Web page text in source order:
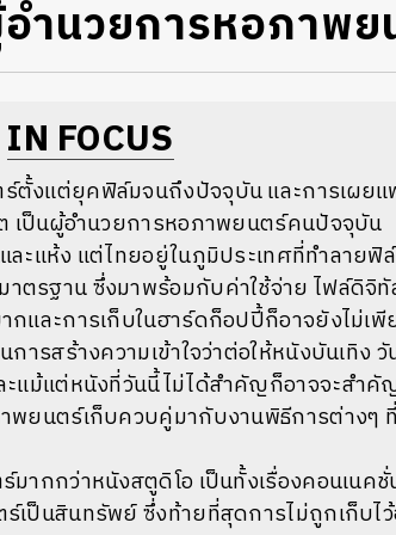
ำนวยการหอภาพ
IN FOCUS
ตั้งแต่ยุคฟิล์มจนถึงปัจจุบัน และการเผย
เป็นผู้อำนวยการหอภาพยนตร์คนปัจจุบัน
ะแห้ง แต่ไทยอยู่ในภูมิประเทศที่ทำลาย
ตรฐาน ซึ่งมาพร้อมกับค่าใช้จ่าย ไฟล์ดิจิทั
และการเก็บในฮาร์ดก็อปปี้ก็อาจยังไม่เ
ารสร้างความเข้าใจว่าต่อให้หนังบันเทิง
แม้แต่หนังที่วันนี้ไม่ได้สำคัญก็อาจจะสำคั
ยนตร์เก็บควบคู่มากับงานพิธีการต่างๆ
ากกว่าหนังสตูดิโอ เป็นทั้งเรื่องคอนเนคชั่
ป็นสินทรัพย์ ซึ่งท้ายที่สุดการไม่ถูกเก็บไ